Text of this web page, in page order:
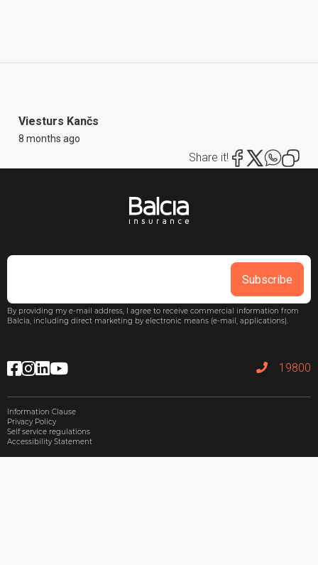
Viesturs Kančs
8 months ago
Share it!
Subscribe
By providing my e-mail address, I agree to receive commercial information from
Balcia, including direct marketing by electronic means (e-mail, applications).
19800
Information Clause
Privacy Policy
Self service regulations
Accessibility Statement